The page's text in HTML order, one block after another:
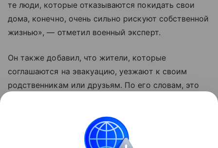
те люди, которые отказываются покидать свои
дома, конечно, очень сильно рискуют собственной
жизнью», — отметил военный эксперт.
Он также добавил, что жители, которые
соглашаются на эвакуацию, уезжают к своим
родственникам или друзьям. По его словам, это
и якобы победит Москву».